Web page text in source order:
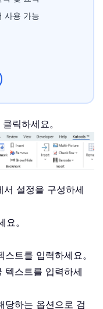
사용 가능
릭하세요。
설정을 구성하세
。
스트를 입력하세요。
텍스트를 입력하세
당하는 옵션으로 검